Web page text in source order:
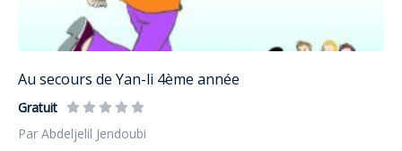
Au secours de Yan-li 4ème année
Gratuit
Par Abdeljelil Jendoubi